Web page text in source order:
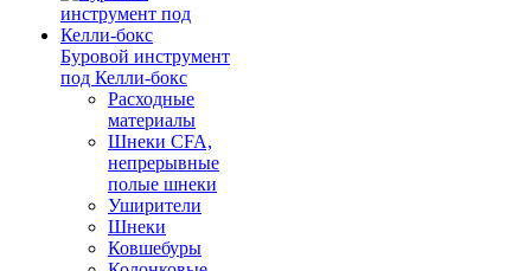
Буровой инструмент
под Келли-бокс
Расходные
материалы
Шнеки CFA,
непрерывные
полые шнеки
Уширители
Шнеки
Ковшебуры